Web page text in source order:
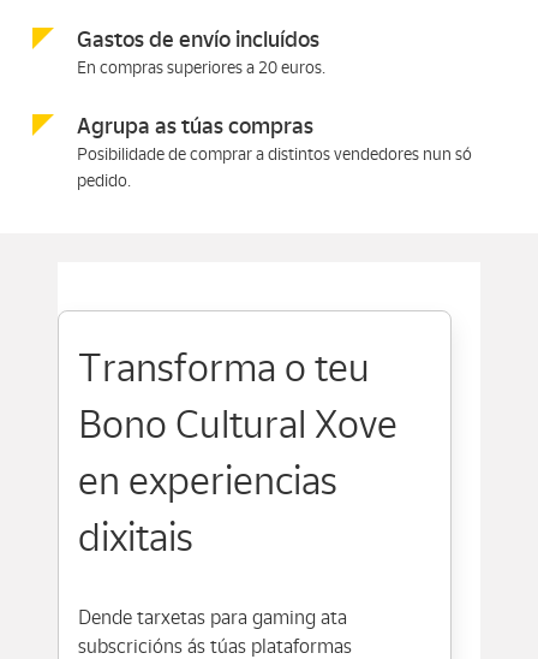
Gastos de envío incluídos
En compras superiores a 20 euros.
Agrupa as túas compras
Posibilidade de comprar a distintos vendedores nun só
pedido.
Transforma o teu
Bono Cultural Xove
en experiencias
dixitais
Dende tarxetas para gaming ata
subscricións ás túas plataformas